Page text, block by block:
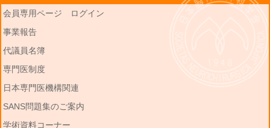
会員専用ページ ログイン
事業報告
代議員名簿
専門医制度
日本専門医機構関連
SANS問題集のご案内
学術資料コーナー